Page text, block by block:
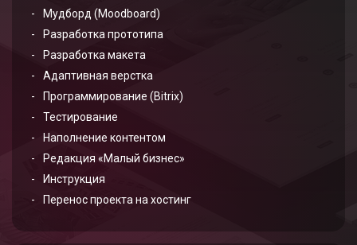
Мудборд (Moodboard)
Разработка прототипа
Разработка макета
Адаптивная верстка
Программирование (Bitrix)
Тестирование
Наполнение контентом
Редакция «Малый бизнес»
Инструкция
Перенос проекта на хостинг